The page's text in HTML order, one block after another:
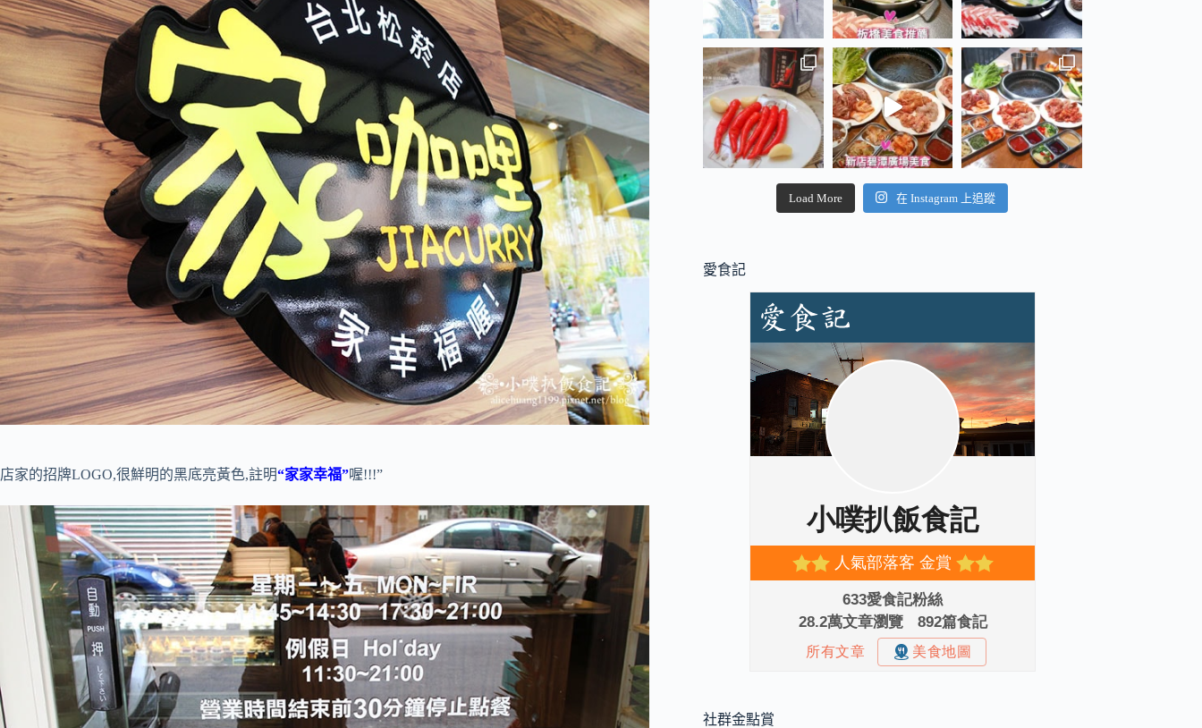
店家的招牌LOGO,很鮮明的黑底亮黃色,註明“家家幸福”喔!!!”
Load More 在 Instagram 上追蹤
愛食記
社群金點賞